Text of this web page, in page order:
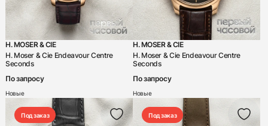
H. MOSER & CIE
H. Moser & Cie Endeavour Centre
Seconds
По запросу
Новые
H. MOSER & CIE
H. Moser & Cie Endeavour Centre
Seconds
По запросу
Новые
Под заказ Под заказ